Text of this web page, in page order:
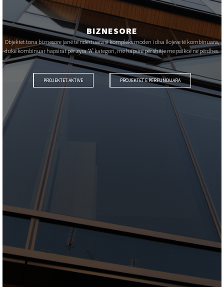
BIZNESORE
Objektet tona biznesore janë të ndërtuara si kompleks moden i disa llojeve të kombinuara,
duke kombinuar hapsirat për zyra “A” kategori, me hapsirë për shitje me paikcë në përdhes.
PROJEKTET AKTIVE PROJEKTET E PËRFUNDUARA